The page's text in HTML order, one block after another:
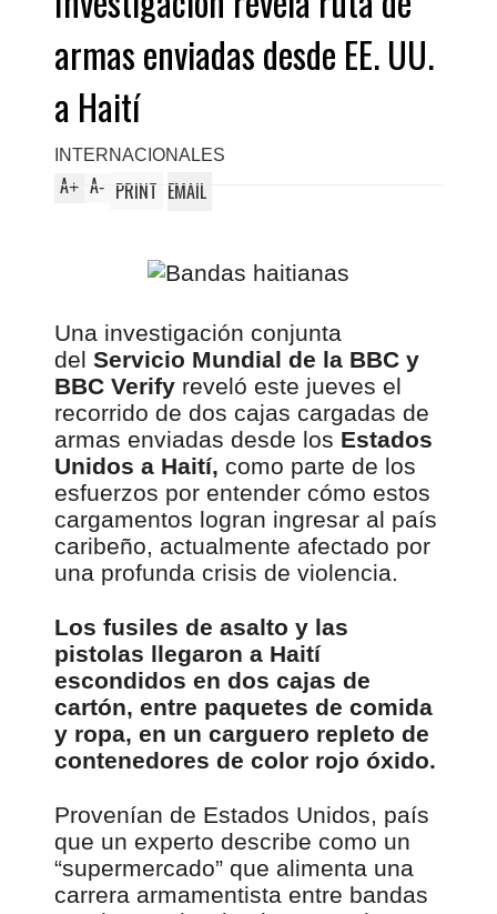
armas enviadas desde EE. UU.
a Haití
INTERNACIONALES
A+ A- PRINT EMAIL
Una investigación conjunta
del Servicio Mundial de la BBC y
BBC Verify reveló este jueves el
recorrido de dos cajas cargadas de
armas enviadas desde los Estados
Unidos a Haití, como parte de los
esfuerzos por entender cómo estos
cargamentos logran ingresar al país
caribeño, actualmente afectado por
una profunda crisis de violencia.
Los fusiles de asalto y las
pistolas llegaron a Haití
escondidos en dos cajas de
cartón, entre paquetes de comida
y ropa, en un carguero repleto de
contenedores de color rojo óxido.
Provenían de Estados Unidos, país
que un experto describe como un
“supermercado” que alimenta una
carrera armamentista entre bandas